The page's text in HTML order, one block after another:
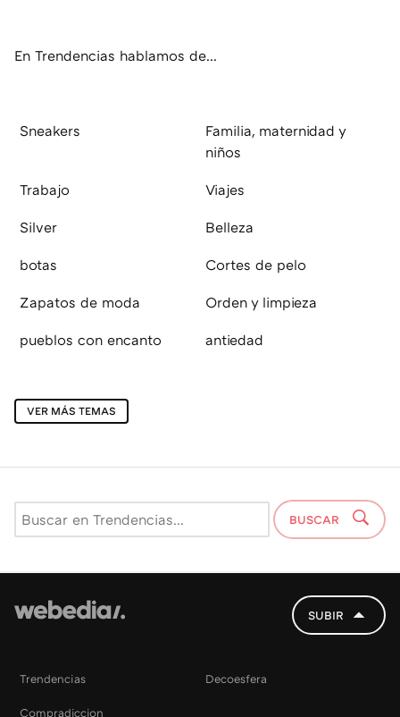
En Trendencias hablamos de...
Sneakers
Familia, maternidad y
niños
Trabajo Viajes
Silver Belleza
botas Cortes de pelo
Zapatos de moda Orden y limpieza
pueblos con encanto antiedad
VER MÁS TEMAS
BUSCAR
SUBIR
Trendencias Decoesfera
Compradiccion